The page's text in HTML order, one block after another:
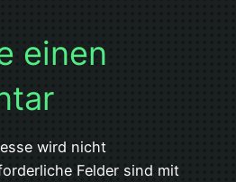
einen
wird nicht
Felder sind mit